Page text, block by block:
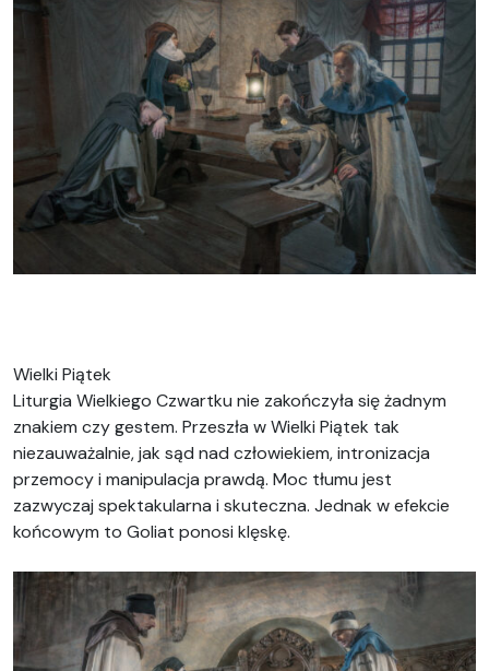
Wielki Piątek
Liturgia Wielkiego Czwartku nie zakończyła się żadnym
znakiem czy gestem. Przeszła w Wielki Piątek tak
niezauważalnie, jak sąd nad człowiekiem, intronizacja
przemocy i manipulacja prawdą. Moc tłumu jest
zazwyczaj spektakularna i skuteczna. Jednak w efekcie
końcowym to Goliat ponosi klęskę.